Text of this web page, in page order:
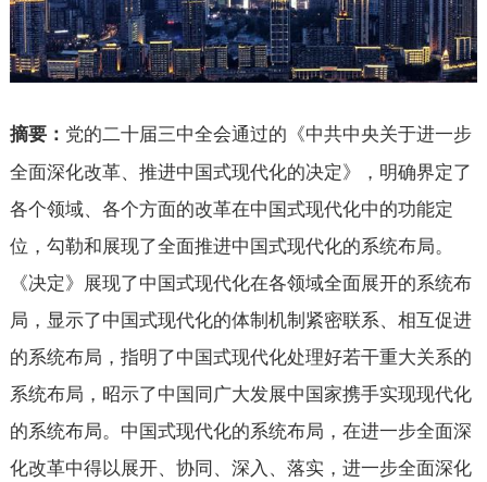
摘要： 党的二十届三中全会通过的《中共中央关于进一步
全面深化改革、推进中国式现代化的决定》，明确界定了
各个领域、各个方面的改革在中国式现代化中的功能定
位，勾勒和展现了全面推进中国式现代化的系统布局。
《决定》展现了中国式现代化在各领域全面展开的系统布
局，显示了中国式现代化的体制机制紧密联系、相互促进
的系统布局，指明了中国式现代化处理好若干重大关系的
系统布局，昭示了中国同广大发展中国家携手实现现代化
的系统布局。中国式现代化的系统布局，在进一步全面深
化改革中得以展开、协同、深入、落实，进一步全面深化